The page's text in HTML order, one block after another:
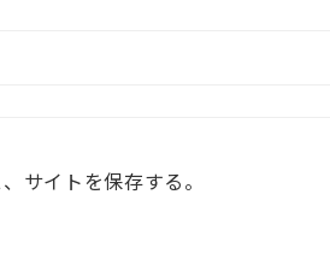
サイトを保存する。